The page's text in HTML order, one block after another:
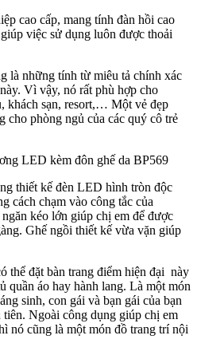
cao cấp, mang tính đàn hồi cao
việc sử dụng luôn được thoải
là những tính từ miêu tả chính xác
này. Vì vậy, nó rất phù hợp cho
khách sạn, resort,… Một vẻ đẹp
cho phòng ngủ của các quý cô trẻ
thiết kế đèn LED hình tròn độc
cách chạm vào công tắc của
kéo lớn giúp chị em để được
Ghế ngồi thiết kế vừa vặn giúp
thể đặt bàn trang điểm hiện đại này
quần áo hay hành lang. Là một món
sinh, con gái và bạn gái của bạn
Ngoài công dụng giúp chị em
nó cũng là một món đồ trang trí nội